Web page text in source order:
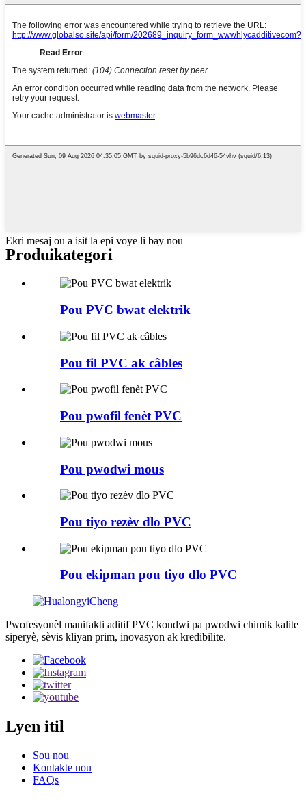
Ekri mesaj ou a isit la epi voye li bay nou
Produikategori
Pou PVC bwat elektrik
Pou fil PVC ak câbles
Pou pwofil fenèt PVC
Pou pwodwi mous
Pou tiyo rezèv dlo PVC
Pou ekipman pou tiyo dlo PVC
Pwofesyonèl manifakti aditif PVC kondwi pa pwodwi chimik kalite
siperyè, sèvis kliyan prim, inovasyon ak kredibilite.
Lyen itil
Sou nou
Kontakte nou
FAQs